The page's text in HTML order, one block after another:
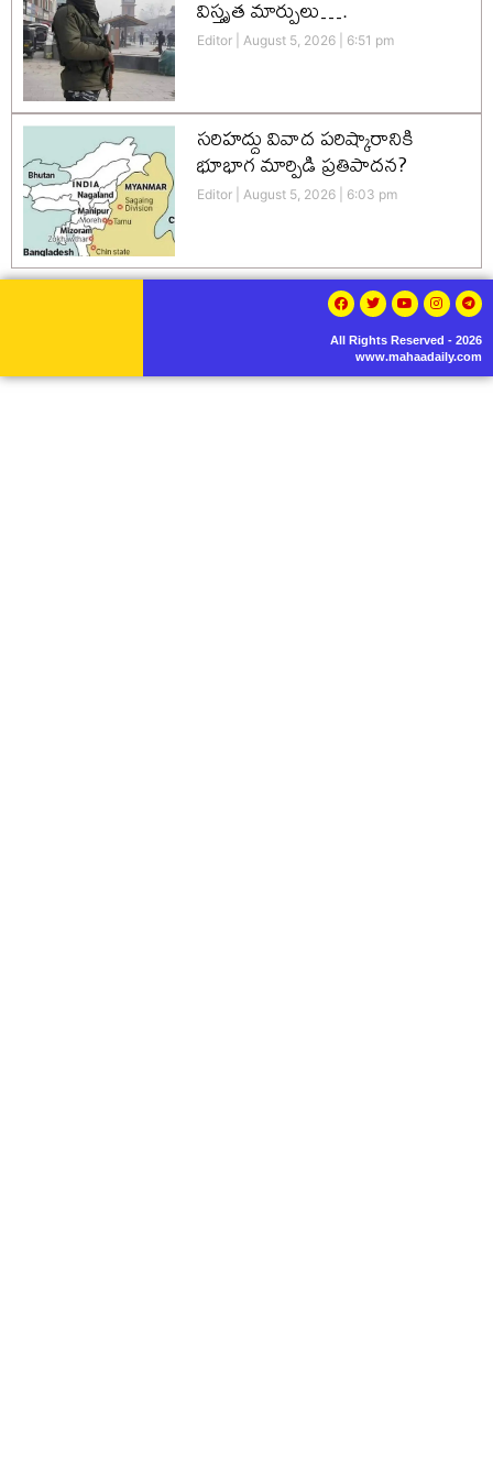
విస్తృత మార్పులు….
Editor August 5, 2026 6:51 pm
సరిహద్దు వివాద పరిష్కారానికి
భూభాగ మార్పిడి ప్రతిపాదన?
Editor August 5, 2026 6:03 pm
All Rights Reserved - 2026
www.mahaadaily.com